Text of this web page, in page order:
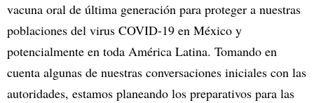
vacuna oral de última generación para proteger a nuestras
poblaciones del virus COVID-19 en México y
potencialmente en toda América Latina. Tomando en
cuenta algunas de nuestras conversaciones iniciales con las
autoridades, estamos planeando los preparativos para las